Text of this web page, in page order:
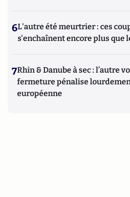
6L'autre été meurtrier : ces
s'enchaînent encore plus que
7Rhin & Danube à sec : l’autre
fermeture pénalise
européenne